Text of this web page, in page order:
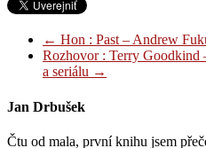
← Hon : Past – Andrew
Rozhovor : Terry Goodkind
a seriálu →
Jan Drbušek
Čtu od mala, první knihu jsem